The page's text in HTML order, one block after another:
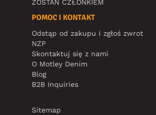
ZOSTAŃ CZŁONKIEM
POMOC I KONTAKT
Odstąp od zakupu i zgłoś zwrot
NZP
Skontaktuj się z nami
O Motley Denim
Blog
B2B Inquiries
Sitemap